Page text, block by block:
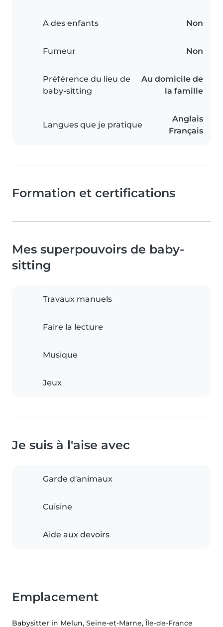
A des enfants Non
Fumeur Non
Préférence du lieu de
baby-sitting
Au domicile de
la famille
Langues que je pratique
Anglais
Français
Formation et certifications
Mes superpouvoirs de baby-
sitting
Travaux manuels
Faire la lecture
Musique
Jeux
Je suis à l'aise avec
Garde d'animaux
Cuisine
Aide aux devoirs
Emplacement
Babysitter in Melun, Seine-et-Marne, Île-de-France